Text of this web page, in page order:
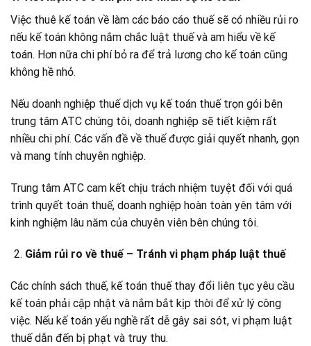
Việc thuê kế toán về làm các báo cáo thuế sẽ có nhiều rủi ro
nếu kế toán không nắm chắc luật thuế và am hiểu về kế
toán. Hơn nữa chi phí bỏ ra để trả lương cho kế toán cũng
không hề nhỏ.
Nếu doanh nghiệp thuế dịch vụ kế toán thuế trọn gói bên
trung tâm ATC chúng tôi, doanh nghiệp sẽ tiết kiệm rất
nhiều chi phí. Các vấn đề về thuế được giải quyết nhanh, gọn
và mang tính chuyên nghiệp.
Trung tâm ATC cam kết chịu trách nhiệm tuyệt đối với quá
trình quyết toán thuế, doanh nghiệp hoàn toàn yên tâm với
kinh nghiệm lâu năm của chuyên viên bên chúng tôi.
Giảm rủi ro về thuế – Tránh vi phạm pháp luật thuế
Các chính sách thuế, kế toán thuế thay đổi liên tục yêu cầu
kế toán phải cập nhật và nắm bắt kịp thời để xử lý công
việc. Nếu kế toán yếu nghề rất dễ gây sai sót, vi phạm luật
thuế dẫn đến bị phạt và truy thu.